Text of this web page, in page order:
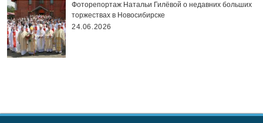
Фоторепортаж Натальи Гилёвой о недавних больших
торжествах в Новосибирске
24.06.2026